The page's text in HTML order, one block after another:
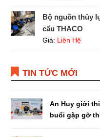
Bộ nguồn thủy
cẩu THACO
Giá: Liên Hệ
TIN TỨC MỚI
An Huy giới
buổi gặp gỡ